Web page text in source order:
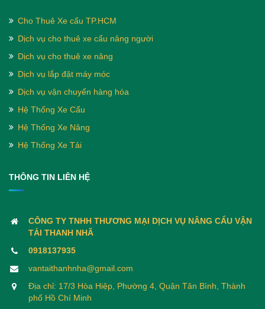
Cho Thuê Xe cẩu TP.HCM
Dịch vụ cho thuê xe cẩu nâng người
Dịch vụ cho thuê xe nâng
Dịch vụ lắp đặt máy móc
Dịch vụ vận chuyển hàng hóa
Hệ Thống Xe Cẩu
Hệ Thống Xe Nâng
Hệ Thống Xe Tải
THÔNG TIN LIÊN HỆ
CÔNG TY TNHH THƯƠNG MẠI DỊCH VỤ NÂNG CẨU VẬN
TẢI THANH NHÃ
0918137935
vantaithanhnha@gmail.com
Địa chỉ: 17/3 Hòa Hiệp, Phường 4, Quận Tân Bình, Thành
phố Hồ Chí Minh